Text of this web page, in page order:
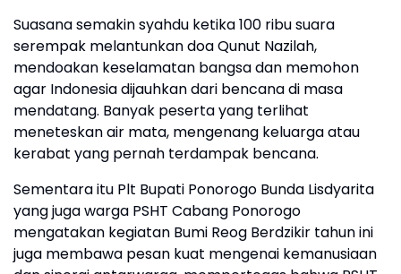
Suasana semakin syahdu ketika 100 ribu suara
serempak melantunkan doa Qunut Nazilah,
mendoakan keselamatan bangsa dan memohon
agar Indonesia dijauhkan dari bencana di masa
mendatang. Banyak peserta yang terlihat
meneteskan air mata, mengenang keluarga atau
kerabat yang pernah terdampak bencana.
Sementara itu Plt Bupati Ponorogo Bunda Lisdyarita
yang juga warga PSHT Cabang Ponorogo
mengatakan kegiatan Bumi Reog Berdzikir tahun ini
juga membawa pesan kuat mengenai kemanusiaan